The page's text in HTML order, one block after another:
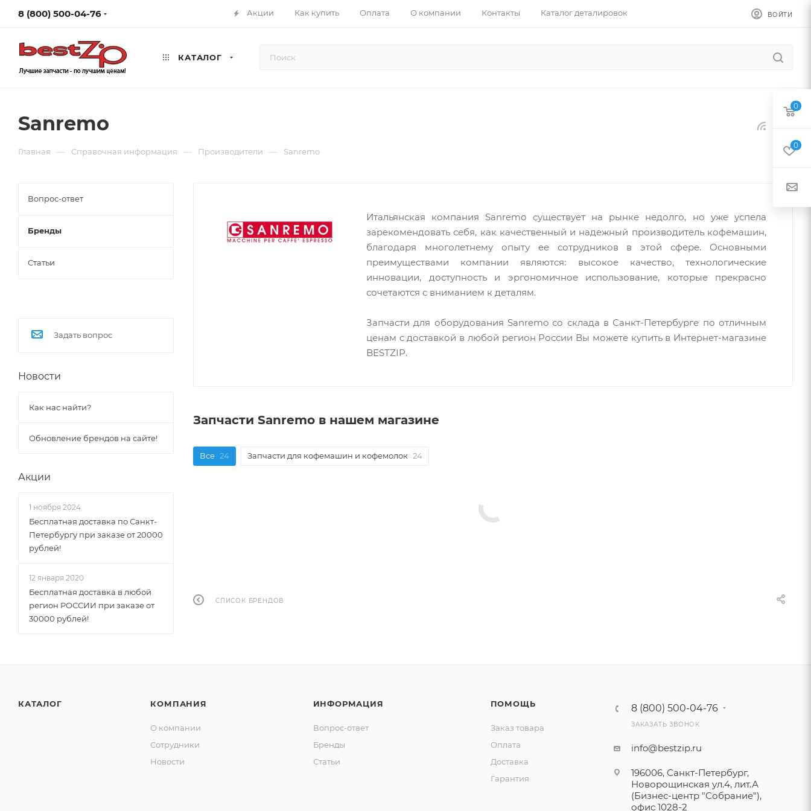
8 (800) 500-04-76 Акции Как купить Оплата О компании Контакты Каталог деталировок ВОЙТИ
КАТАЛОГ
Sanremo
Главная — Справочная информация — Производители — Sanremo
Итальянская компания Sanremo существует на рынке недолго, но уже успела
зарекомендовать себя, как качественный и надежный производитель кофемашин,
благодаря многолетнему опыту ее сотрудников в этой сфере. Основными
преимуществами компании являются: высокое качество, технологические
инновации, доступность и эргономичное использование, которые прекрасно
сочетаются с вниманием к деталям.
Запчасти для оборудования Sanremo со склада в Санкт-Петербурге по отличным
ценам c доставкой в любой регион России Вы можете купить в Интернет-магазине
BESTZIP.
Запчасти Sanremo в нашем магазине
Все 24 Запчасти для кофемашин и кофемолок 24
СПИСОК БРЕНДОВ
Вопрос-ответ
Бренды
Статьи
Задать вопрос
Новости
Как нас найти?
Обновление брендов на сайте!
Акции
1 ноября 2024
Бесплатная доставка по Санкт-
Петербургу при заказе от 20000
рублей!
12 января 2020
Бесплатная доставка в любой
регион РОССИИ при заказе от
30000 рублей!
КАТАЛОГ КОМПАНИЯ
О компании
Сотрудники
Новости
ИНФОРМАЦИЯ
Вопрос-ответ
Бренды
Статьи
ПОМОЩЬ
Заказ товара
Оплата
Доставка
Гарантия
8 (800) 500-04-76
ЗАКАЗАТЬ ЗВОНОК
info@bestzip.ru
196006, Санкт-Петербург,
Новорощинская ул.4, лит.А
(Бизнес-центр "Собрание"),
офис 1028-2
0
0